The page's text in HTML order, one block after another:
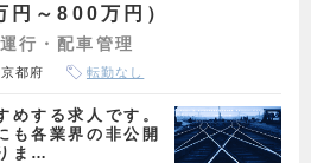
円～800万円）
行・配車管理
京都府 転勤なし
めする求人です。
も各業界の非公開
ま…